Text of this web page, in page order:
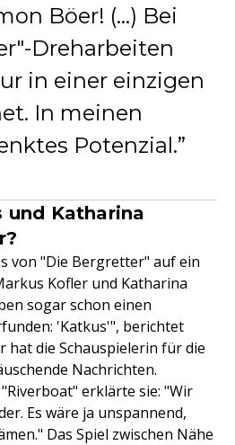
Böer! (…) Bei
Dreharbeiten
in einer einzigen
In meinen
Potenzial.
und Katharina
von "Die Bergretter" auf ein
Kofler und Katharina
sogar schon einen
'Katkus'", berichtet
hat die Schauspielerin für die
Nachrichten.
erklärte sie: "Wir
Es wäre ja unspannend,
Das Spiel zwischen Nähe